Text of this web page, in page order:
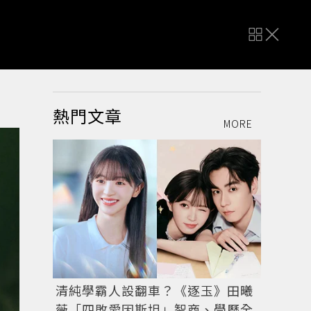
熱門文章 MORE
清純學霸人設翻車？《逐玉》田曦